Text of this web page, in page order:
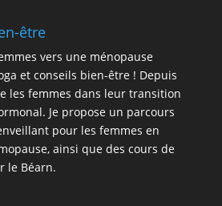
être
vers une ménopause
et conseils bien-être ! Depuis
les femmes dans leur transition
Je propose un parcours
pour les femmes en
ainsi que des cours de
le Béarn.